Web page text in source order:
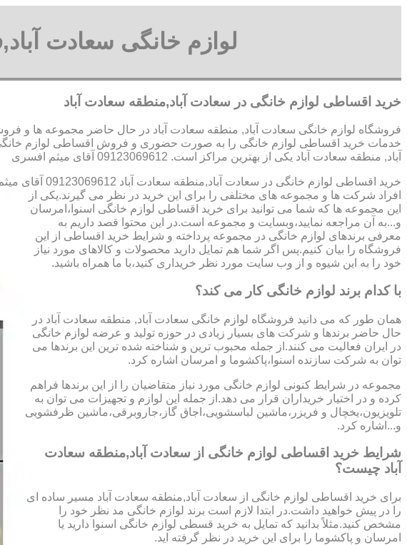
لوازم خانگی سعادت
خرید اقساطی لوازم خانگی در سعادت آباد,منطقه سعادت آباد
فروشگاه لوازم خانگی سعادت آباد, منطقه سعادت آباد در حال حاضر مجموعه ها و
خدمات خرید اقساطی لوازم خانگی را به صورت حضوری و فروش اقساطی لوازم
آباد, منطقه سعادت آباد یکی از بهترین مراکز است. 09123069612 آقای میثم افسری
خرید اقساطی لوازم خانگی در سعادت آباد,منطقه سعادت آباد 09123069612 آقای میثم افسری
افراد شرکت ها و مجموعه های مختلفی را برای این خرید در نظر می گیرند.یکی از
این مجموعه ها که شما می توانید برای خرید اقساطی لوازم خانگی اسنوا،امرسان
و...به آن مراجعه نمایید،وبسایت و مجموعه است.در این محتوا قصد داریم به
معرفی برندهای لوازم خانگی در مجموعه پرداخته و شرایط خرید اقساطی از این
فروشگاه را بیان کنیم.پس اگر شما هم تمایل دارید محصولات و کالاهای مورد نیاز
خود را به این شیوه و از وب سایت مورد نظر خریداری کنید،با ما همراه باشید.
با کدام برند لوازم خانگی کار می کند؟
همان طور که می دانید فروشگاه لوازم خانگی سعادت آباد, منطقه سعادت آباد در
حال حاضر برندها و شرکت های بسیار زیادی در حوزه تولید و عرضه لوازم خانگی
در ایران فعالیت می کنند.از جمله محبوب ترین و شناخته شده ترین این برندها می
توان به شرکت سازنده اسنوا،پاکشوما و امرسان اشاره کرد.
مجموعه در شرایط کنونی لوازم خانگی مورد نیاز متقاضیان را از این برندها فراهم
کرده و در اختیار خریداران قرار می دهد.از جمله این لوازم و تجهیزات می توان به
تلویزیون،یخچال و فریزر،ماشین لباسشویی،اجاق گاز،جاروبرقی،ماشین ظرفشویی
و...اشاره کرد.
شرایط خرید اقساطی لوازم خانگی از سعادت آباد,منطقه سعادت
آباد چیست؟
برای خرید اقساطی لوازم خانگی از سعادت آباد,منطقه سعادت آباد مسیر ساده ای
را در پیش خواهید داشت.در ابتدا لازم است برند لوازم خانگی مد نظر خود را
مشخص کنید.مثلاً بدانید که تمایل به خرید قسطی لوازم خانگی اسنوا دارید یا
امرسان و پاکشوما را برای این خرید در نظر گرفته اید.